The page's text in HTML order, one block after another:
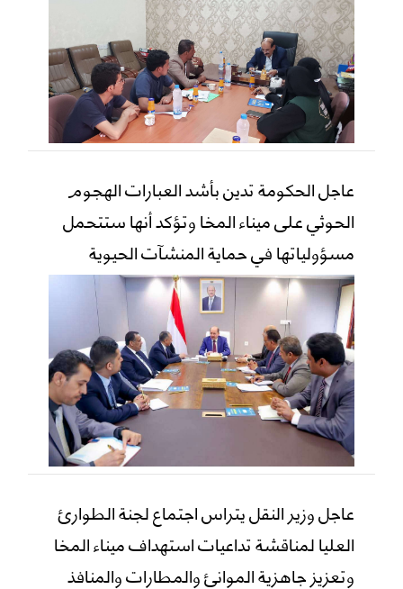
عاجل الحكومة تدين بأشد العبارات الهجوم
الحوثي على ميناء المخا وتؤكد أنها ستتحمل
مسؤولياتها في حماية المنشآت الحيوية
عاجل وزير النقل يتراس اجتماع لجنة الطوارئ
العليا لمناقشة تداعيات استهداف ميناء المخا
وتعزيز جاهزية الموانئ والمطارات والمنافذ